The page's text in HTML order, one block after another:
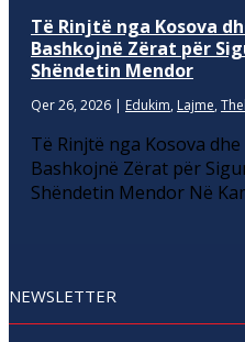
Të Rinjtë nga Kosova
Bashkojnë Zërat për
Shëndetin Mendor
Qer 26, 2026 | Edukim, Lajme,
Të Rinjtë nga Kosova
Bashkojnë Zërat për
Shëndetin Mendor Në
NEWSLETTER